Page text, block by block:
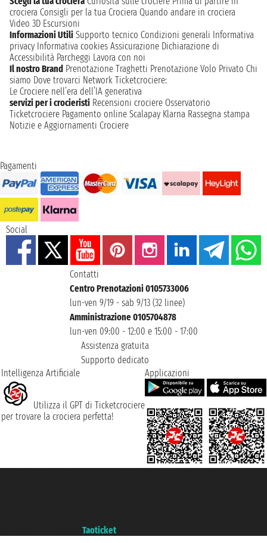
crociera Consigli per la tua Crociera Quando andare in crociera
Video 3D Escursioni
Informazioni Utili Supporto tecnico Condizioni generali Informativa
privacy Informativa cookies Assicurazione Dichiarazione di
Accessibilità Parcheggi Lavora con noi
Il nostro Brand Prenotazione Traghetti Prenotazione Volo Privato Chi
siamo Dove trovarci Network Ticketcrociere:
Le Crociere nell’era dell’IA generativa
servizi per i crocieristi Recensioni crociere Osservatorio
Ticketcrociere Pagamento online Scalapay Klarna Rassegna stampa
Notizie e Aggiornamenti Crociere
Pagamenti
Social
Contatti
Centro Prenotazioni 0105733006
lun-ven 9/19 - sab 9/13 (32 linee)
Amministrazione 0105704878
lun-ven 09:00 - 12:00 e 15:00 - 17:00
Assistenza gratuita
Supporto dedicato
Intelligenza Artificiale
Utilizza il GPT di Ticketcrociere
per trovare la crociera perfetta!
Applicazioni
Taoticket